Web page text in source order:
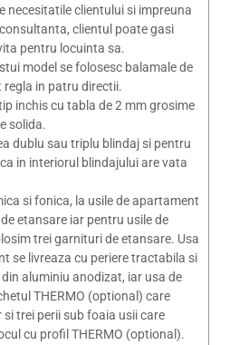
necesitatile clientului si impreuna
clientul poate gasi
pentru locuinta sa.
model se folosesc balamale de
regla in patru directii.
inchis cu tabla de 2 mm grosime
solida.
dublu sau triplu blindaj si pentru
in interiorul blindajului are vata
si fonica, la usile de apartament
etansare iar pentru usile de
trei garnituri de etansare. Usa
se livreaza cu periere tractabila si
aluminiu anodizat, iar usa de
THERMO (optional) care
trei perii sub foaia usii care
cu profil THERMO (optional).